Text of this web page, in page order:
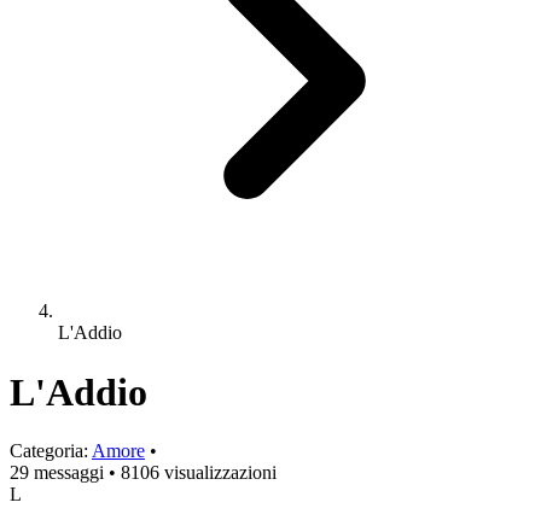
L'Addio
L'Addio
Categoria: Amore •
29 messaggi • 8106 visualizzazioni
L